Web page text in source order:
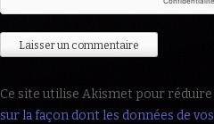
Ce site utilise Akismet pour réduire
sur la façon dont les données de